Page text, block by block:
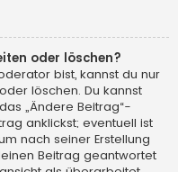
oder löschen?
bist, kannst du nur
löschen. Du kannst
„Ändere Beitrag“-
anklickst; eventuell ist
nach seiner Erstellung
Beitrag geantwortet